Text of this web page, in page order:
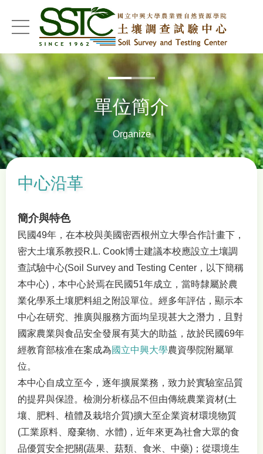
menu
單位簡介
Organize
中心沿革
簡介與特色
民國49年，在本校與美國密西根州立大學合作計畫下，
密大土壤系教授R.L. Cook博士建議本校應設立土壤調
查試驗中心(Soil Survey and Testing Center，以下簡稱
本中心)，本中心於焉在民國51年成立，當時隸屬於農
業化學系土壤肥料組之附設單位。經多年評估，顯示本
中心在研究、推廣與服務方面均呈現甚大之潛力，且對
國家農業與食品安全發展有莫大的助益，故於民國69年
經教育部核准在案成為國立中興大學農資學院附屬單
位。
本中心自成立至今，逐年擴展業務，致力於實驗室品質
的提昇與保證。檢測分析樣品不但由傳統農業資材(土
壤、肥料、植體及栽培介質)擴大至企業資材環境物質
(工業原料、廢棄物、水體)，近年來更為社會大眾的食
品優質安全把關(蔬果、菇類、食米、中藥)；從環境生